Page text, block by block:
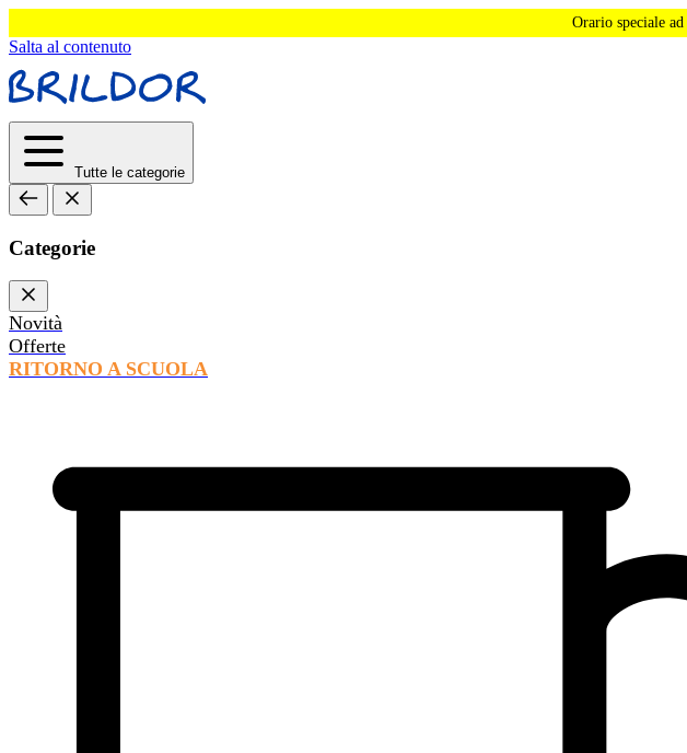
Orario speciale ad
Salta al contenuto
Tutte le categorie
Categorie
Novità
Offerte
RITORNO A SCUOLA